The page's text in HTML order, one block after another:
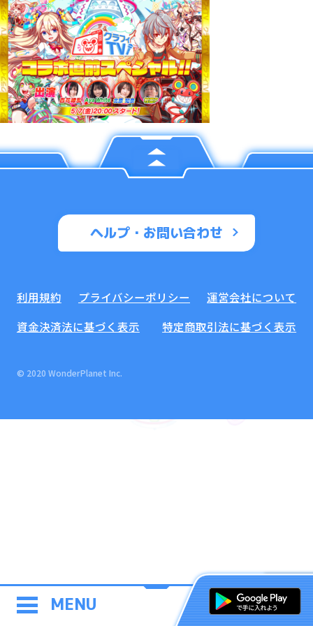
MENU
ヘルプ・お問い合わせ
利用規約 プライバシーポリシー
運営会社について
資金決済法に基づく表示
特定商取引法に基づく表示
© 2020 WonderPlanet Inc.